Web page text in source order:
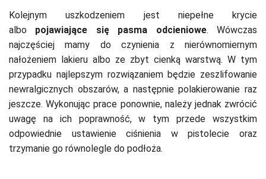
Kolejnym uszkodzeniem jest niepełne krycie
albo pojawiające się pasma odcieniowe. Wówczas
najczęściej mamy do czynienia z nierównomiernym
nałożeniem lakieru albo ze zbyt cienką warstwą. W tym
przypadku najlepszym rozwiązaniem będzie zeszlifowanie
newralgicznych obszarów, a następnie polakierowanie raz
jeszcze. Wykonując prace ponownie, należy jednak zwrócić
uwagę na ich poprawność, w tym przede wszystkim
odpowiednie ustawienie ciśnienia w pistolecie oraz
trzymanie go równolegle do podłoża.